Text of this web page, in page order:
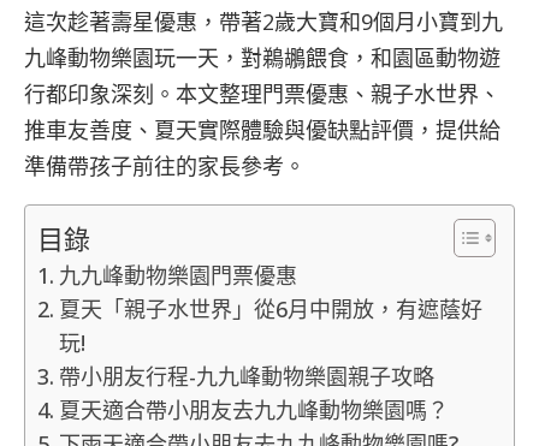
這次趁著壽星優惠，帶著2歲大寶和9個月小寶到九
九峰動物樂園玩一天，對鵜鶘餵食，和園區動物遊
行都印象深刻。本文整理門票優惠、親子水世界、
推車友善度、夏天實際體驗與優缺點評價，提供給
準備帶孩子前往的家長參考。
目錄
九九峰動物樂園門票優惠
夏天「親子水世界」從6月中開放，有遮蔭好
玩!
帶小朋友行程-九九峰動物樂園親子攻略
夏天適合帶小朋友去九九峰動物樂園嗎？